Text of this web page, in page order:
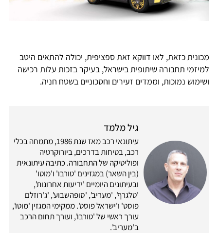
מכונית כזאת, לאו דווקא זאת ספציפית, יכולה להתאים היטב
למיזמי תחבורה שיתופית בישראל, בעיקר בזכות עלות רכישה
ושימוש נמוכות, וממדים זעירים וחסכוניים בשטח חניה.
גיל מלמד
עיתונאי רכב מאז שנת 1986, מתמחה בכלי
רכב, בטיחות בדרכים, ביורוקרטיה
ופוליטיקה של התחבורה. כתיבה עיתונאית
(בין השאר) במגזינים 'טורבו' ו'מוטו'
ובעיתונים היומיים 'ידיעות אחרונות',
'טלגרף', 'מעריב', 'סופהשבוע', 'ג'רוזלם
פוסט' ו'ישראל פוסט'. ממקימי המגזין 'מוטו',
עורך ראשי של 'טורבו', ועורך תחום הרכב
ב'מעריב'.